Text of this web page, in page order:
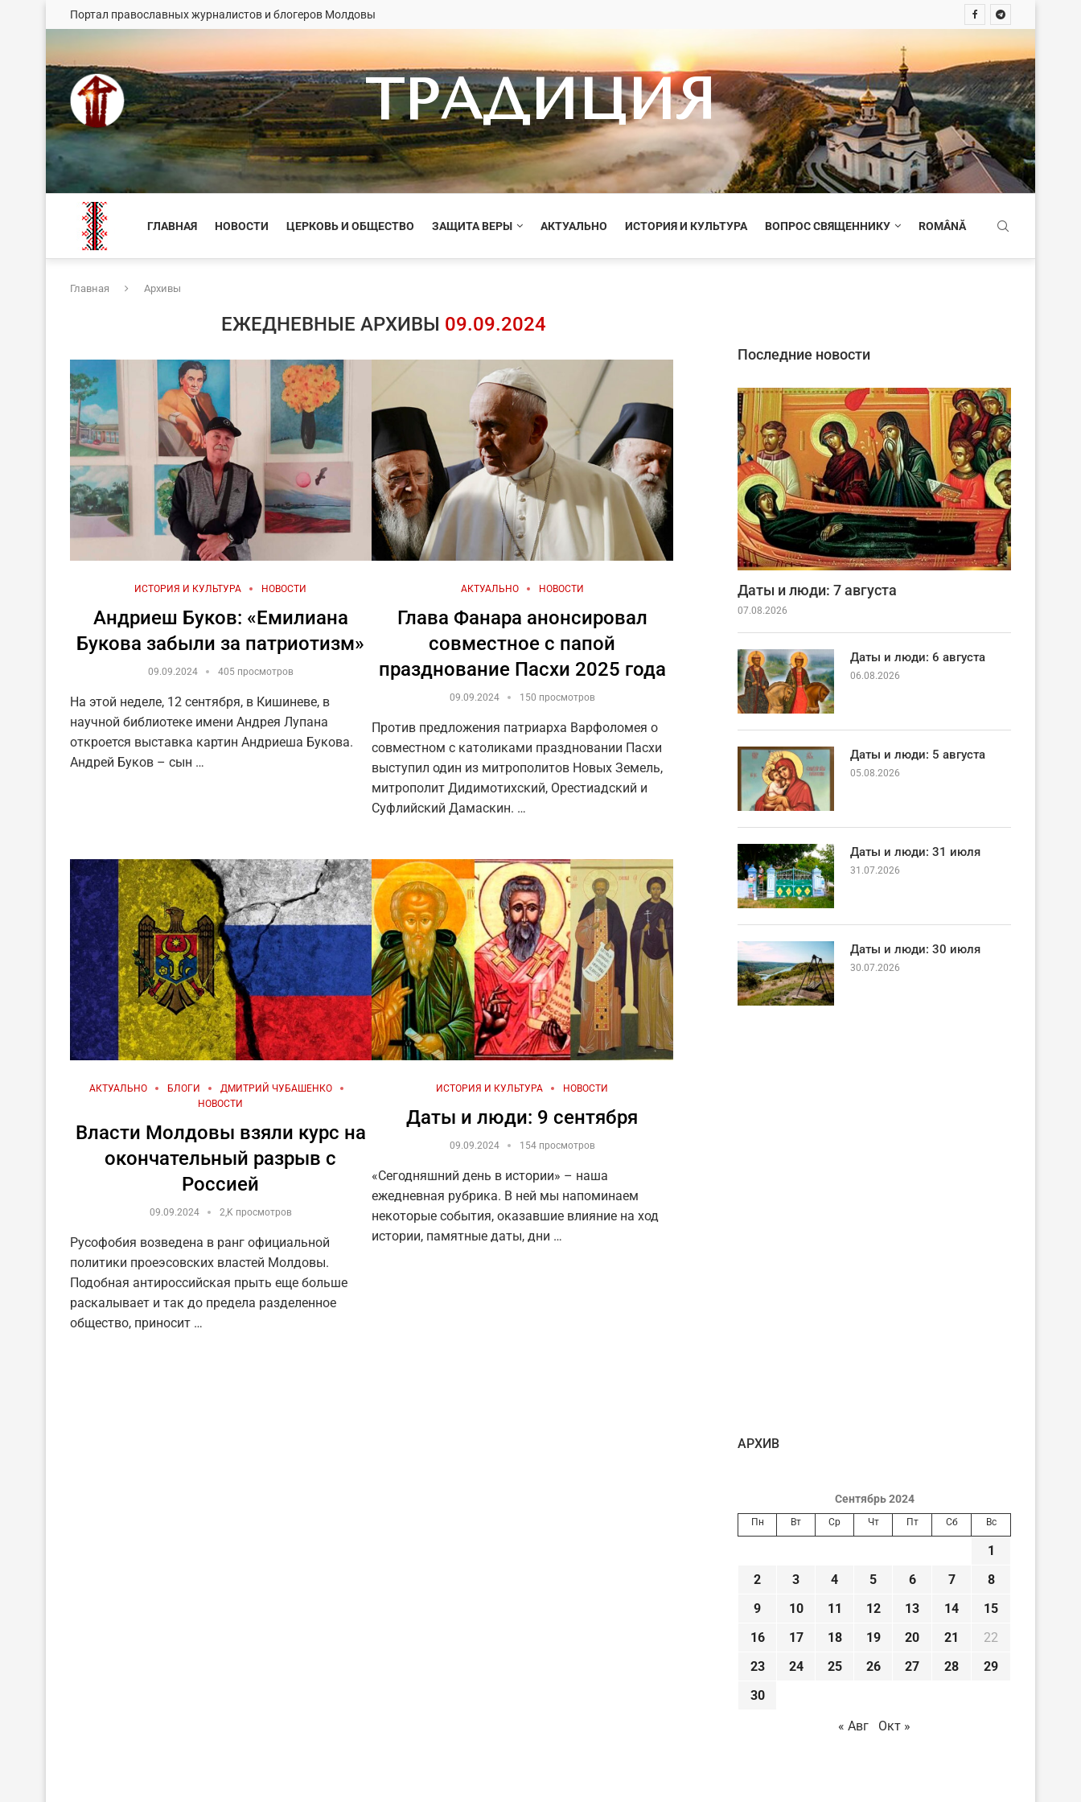
Портал православных журналистов и блогеров Молдовы
ТРАДИЦИЯ
ГЛАВНАЯ НОВОСТИ ЦЕРКОВЬ И ОБЩЕСТВО ЗАЩИТА ВЕРЫ АКТУАЛЬНО ИСТОРИЯ И КУЛЬТУРА ВОПРОС СВЯЩЕННИКУ ROMÂNĂ
Главная Архивы
ЕЖЕДНЕВНЫЕ АРХИВЫ 09.09.2024
ИСТОРИЯ И КУЛЬТУРА НОВОСТИ
Андриеш Буков: «Емилиана
Букова забыли за патриотизм»
09.09.2024 405 просмотров
На этой неделе, 12 сентября, в Кишиневе, в
научной библиотеке имени Андрея Лупана
откроется выставка картин Андриеша Букова.
Андрей Буков – сын …
АКТУАЛЬНО НОВОСТИ
Глава Фанара анонсировал
совместное с папой
празднование Пасхи 2025 года
09.09.2024 150 просмотров
Против предложения патриарха Варфоломея о
совместном с католиками праздновании Пасхи
выступил один из митрополитов Новых Земель,
митрополит Дидимотихский, Орестиадский и
Суфлийский Дамаскин. …
АКТУАЛЬНО БЛОГИ
ДМИТРИЙ ЧУБАШЕНКО
НОВОСТИ
Власти Молдовы взяли курс на
окончательный разрыв с
Россией
09.09.2024 2,K просмотров
Русофобия возведена в ранг официальной
политики проеэсовских властей Молдовы.
Подобная антироссийская прыть еще больше
раскалывает и так до предела разделенное
общество, приносит …
ИСТОРИЯ И КУЛЬТУРА НОВОСТИ
Даты и люди: 9 сентября
09.09.2024 154 просмотров
«Сегодняшний день в истории» – наша
ежедневная рубрика. В ней мы напоминаем
некоторые события, оказавшие влияние на ход
истории, памятные даты, дни …
Последние новости
Даты и люди: 7 августа
07.08.2026
Даты и люди: 6 августа
06.08.2026
Даты и люди: 5 августа
05.08.2026
Даты и люди: 31 июля
31.07.2026
Даты и люди: 30 июля
30.07.2026
AРХИВ
Сентябрь 2024
Пн Вт Ср Чт Пт Сб Вс
1
2
3 4 5 6 7
8
9
10 11 12 13 14
15
16
17 18 19 20 21
22
23
24 25 26 27 28
29
30
« Авг
Окт »